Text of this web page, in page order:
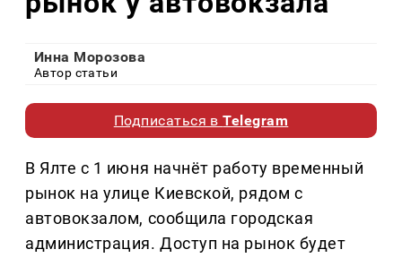
Инна Морозова
Автор статьи
Подписаться вTelegram
В Ялте с 1 июня начнёт работу временный
рынок на улице Киевской, рядом с
автовокзалом, сообщила городская
администрация. Доступ на рынок будет